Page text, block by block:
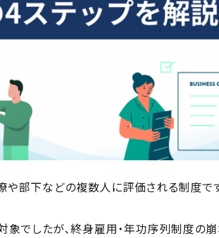
や部下などの複数人に評価される制度です
でしたが、終身雇用・年功序列制度の崩